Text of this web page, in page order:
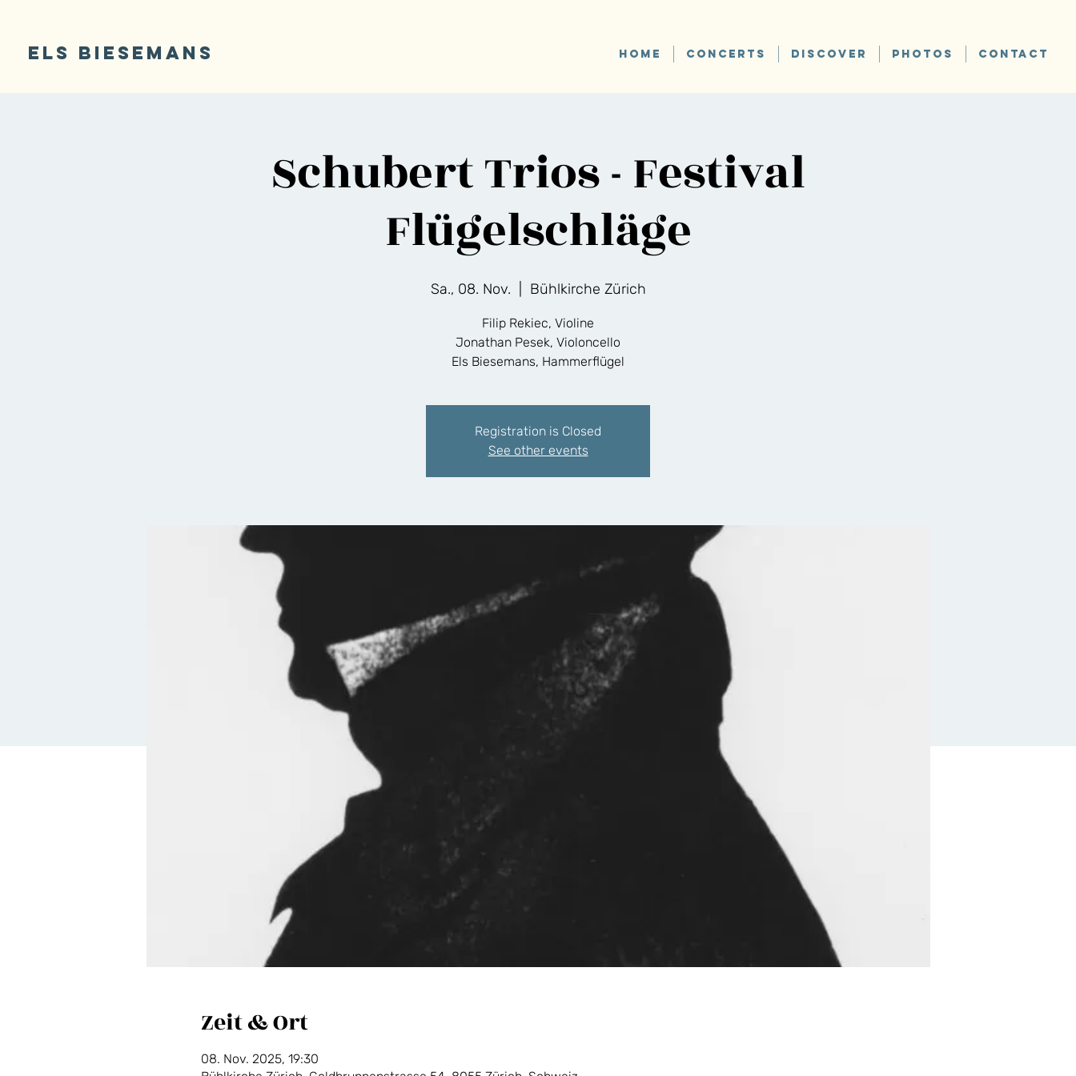
ELS BIESEMANS HOME CONCERTS DISCOVER PHOTOS CONTACT
Schubert Trios - Festival
Flügelschläge
Sa., 08. Nov. Bühlkirche Zürich
Filip Rekiec, Violine
Jonathan Pesek, Violoncello
Els Biesemans, Hammerflügel
Registration is Closed
See other events
Zeit & Ort
08. Nov. 2025, 19:30